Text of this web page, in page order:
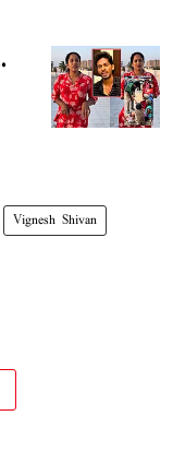
Vignesh Shivan